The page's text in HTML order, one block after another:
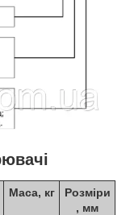
Маса, кг
Розміри
, мм